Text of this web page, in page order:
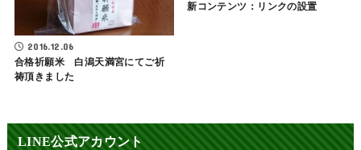
2016.12.06
合格祈願米 白潟天満宮にてご祈
祷頂きました
新コンテンツ：リンクの設置
LINE公式アカウント